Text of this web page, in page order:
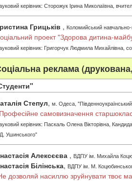
керівник: Сторожук Ірина Миколаївна,
Грицьків , Коломийський
проект "Здорова дитина-
керівник: Григорчук Людмила Михайлівна,
реклама
Степул, м. Одеса,
самовизначення
керівник: Паскаль Олена Вікторівна,
Ушинського"
Алексєєва , ВДПУ ім. Михайла
Білінська, ВДПУ ім. М.
дозволяй насиллю зруйнувати твоє